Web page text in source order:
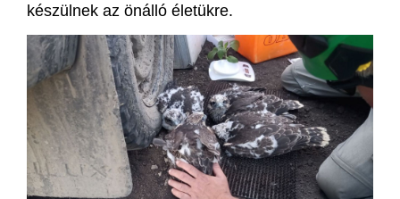
készülnek az önálló életükre.